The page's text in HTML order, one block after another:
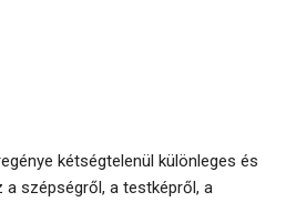
kétségtelenül különleges és
szépségről, a testképről, a